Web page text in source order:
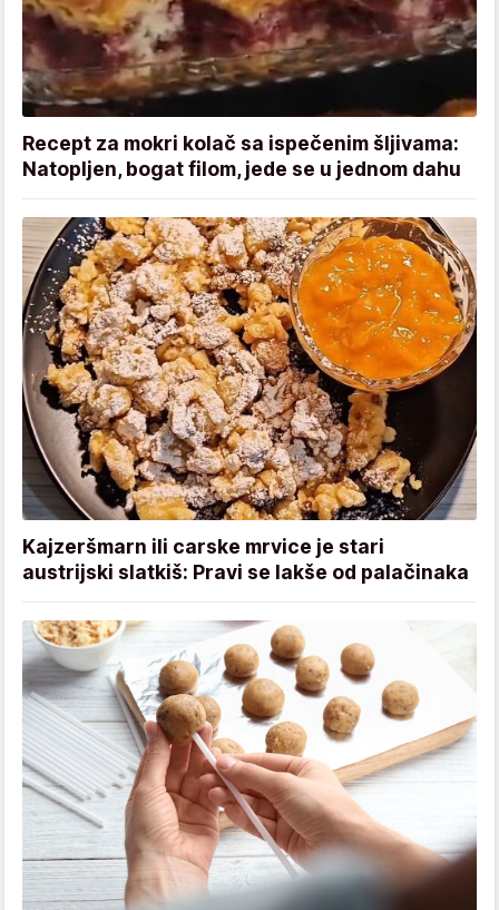
Recept za mokri kolač sa ispečenim šljivama:
Natopljen, bogat filom, jede se u jednom dahu
Kajzeršmarn ili carske mrvice je stari
austrijski slatkiš: Pravi se lakše od palačinaka